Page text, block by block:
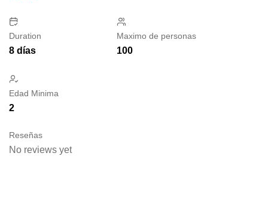
Duration
8 días
Maximo de personas
100
Edad Minima
2
Reseñas
No reviews yet